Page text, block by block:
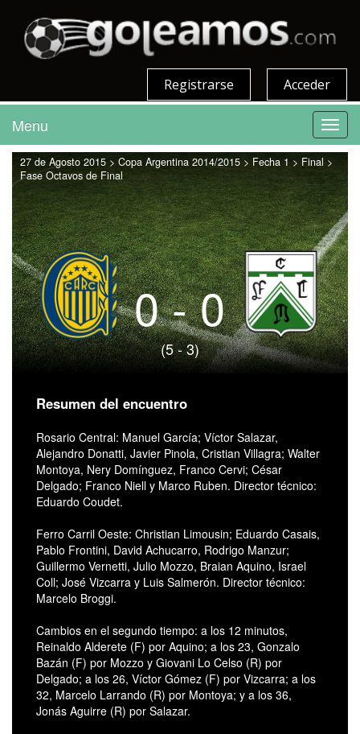
Acceder
Registrarse
Menu
27 de Agosto 2015 > Copa Argentina 2014/2015 > Fecha 1 > Final >
Fase Octavos de Final
0 - 0
(5 - 3)
Resumen del encuentro
Rosario Central: Manuel García; Víctor Salazar,
Alejandro Donatti, Javier Pinola, Cristian Villagra; Walter
Montoya, Nery Domínguez, Franco Cervi; César
Delgado; Franco Niell y Marco Ruben. Director técnico:
Eduardo Coudet.
Ferro Carril Oeste: Christian Limousin; Eduardo Casais,
Pablo Frontini, David Achucarro, Rodrigo Manzur;
Guillermo Vernetti, Julio Mozzo, Braian Aquino, Israel
Coll; José Vizcarra y Luis Salmerón. Director técnico:
Marcelo Broggi.
Cambios en el segundo tiempo: a los 12 minutos,
Reinaldo Alderete (F) por Aquino; a los 23, Gonzalo
Bazán (F) por Mozzo y Giovani Lo Celso (R) por
Delgado; a los 26, Víctor Gómez (F) por Vizcarra; a los
32, Marcelo Larrando (R) por Montoya; y a los 36,
Jonás Aguirre (R) por Salazar.